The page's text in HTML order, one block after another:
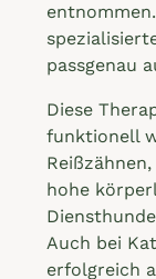
passgenau
Diese
funktionell
hohe
Auch bei
erfolgreich